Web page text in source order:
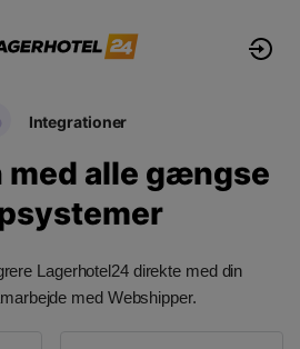
Integrationer
alle gængse
Lagerhotel24 direkte med din
med Webshipper.